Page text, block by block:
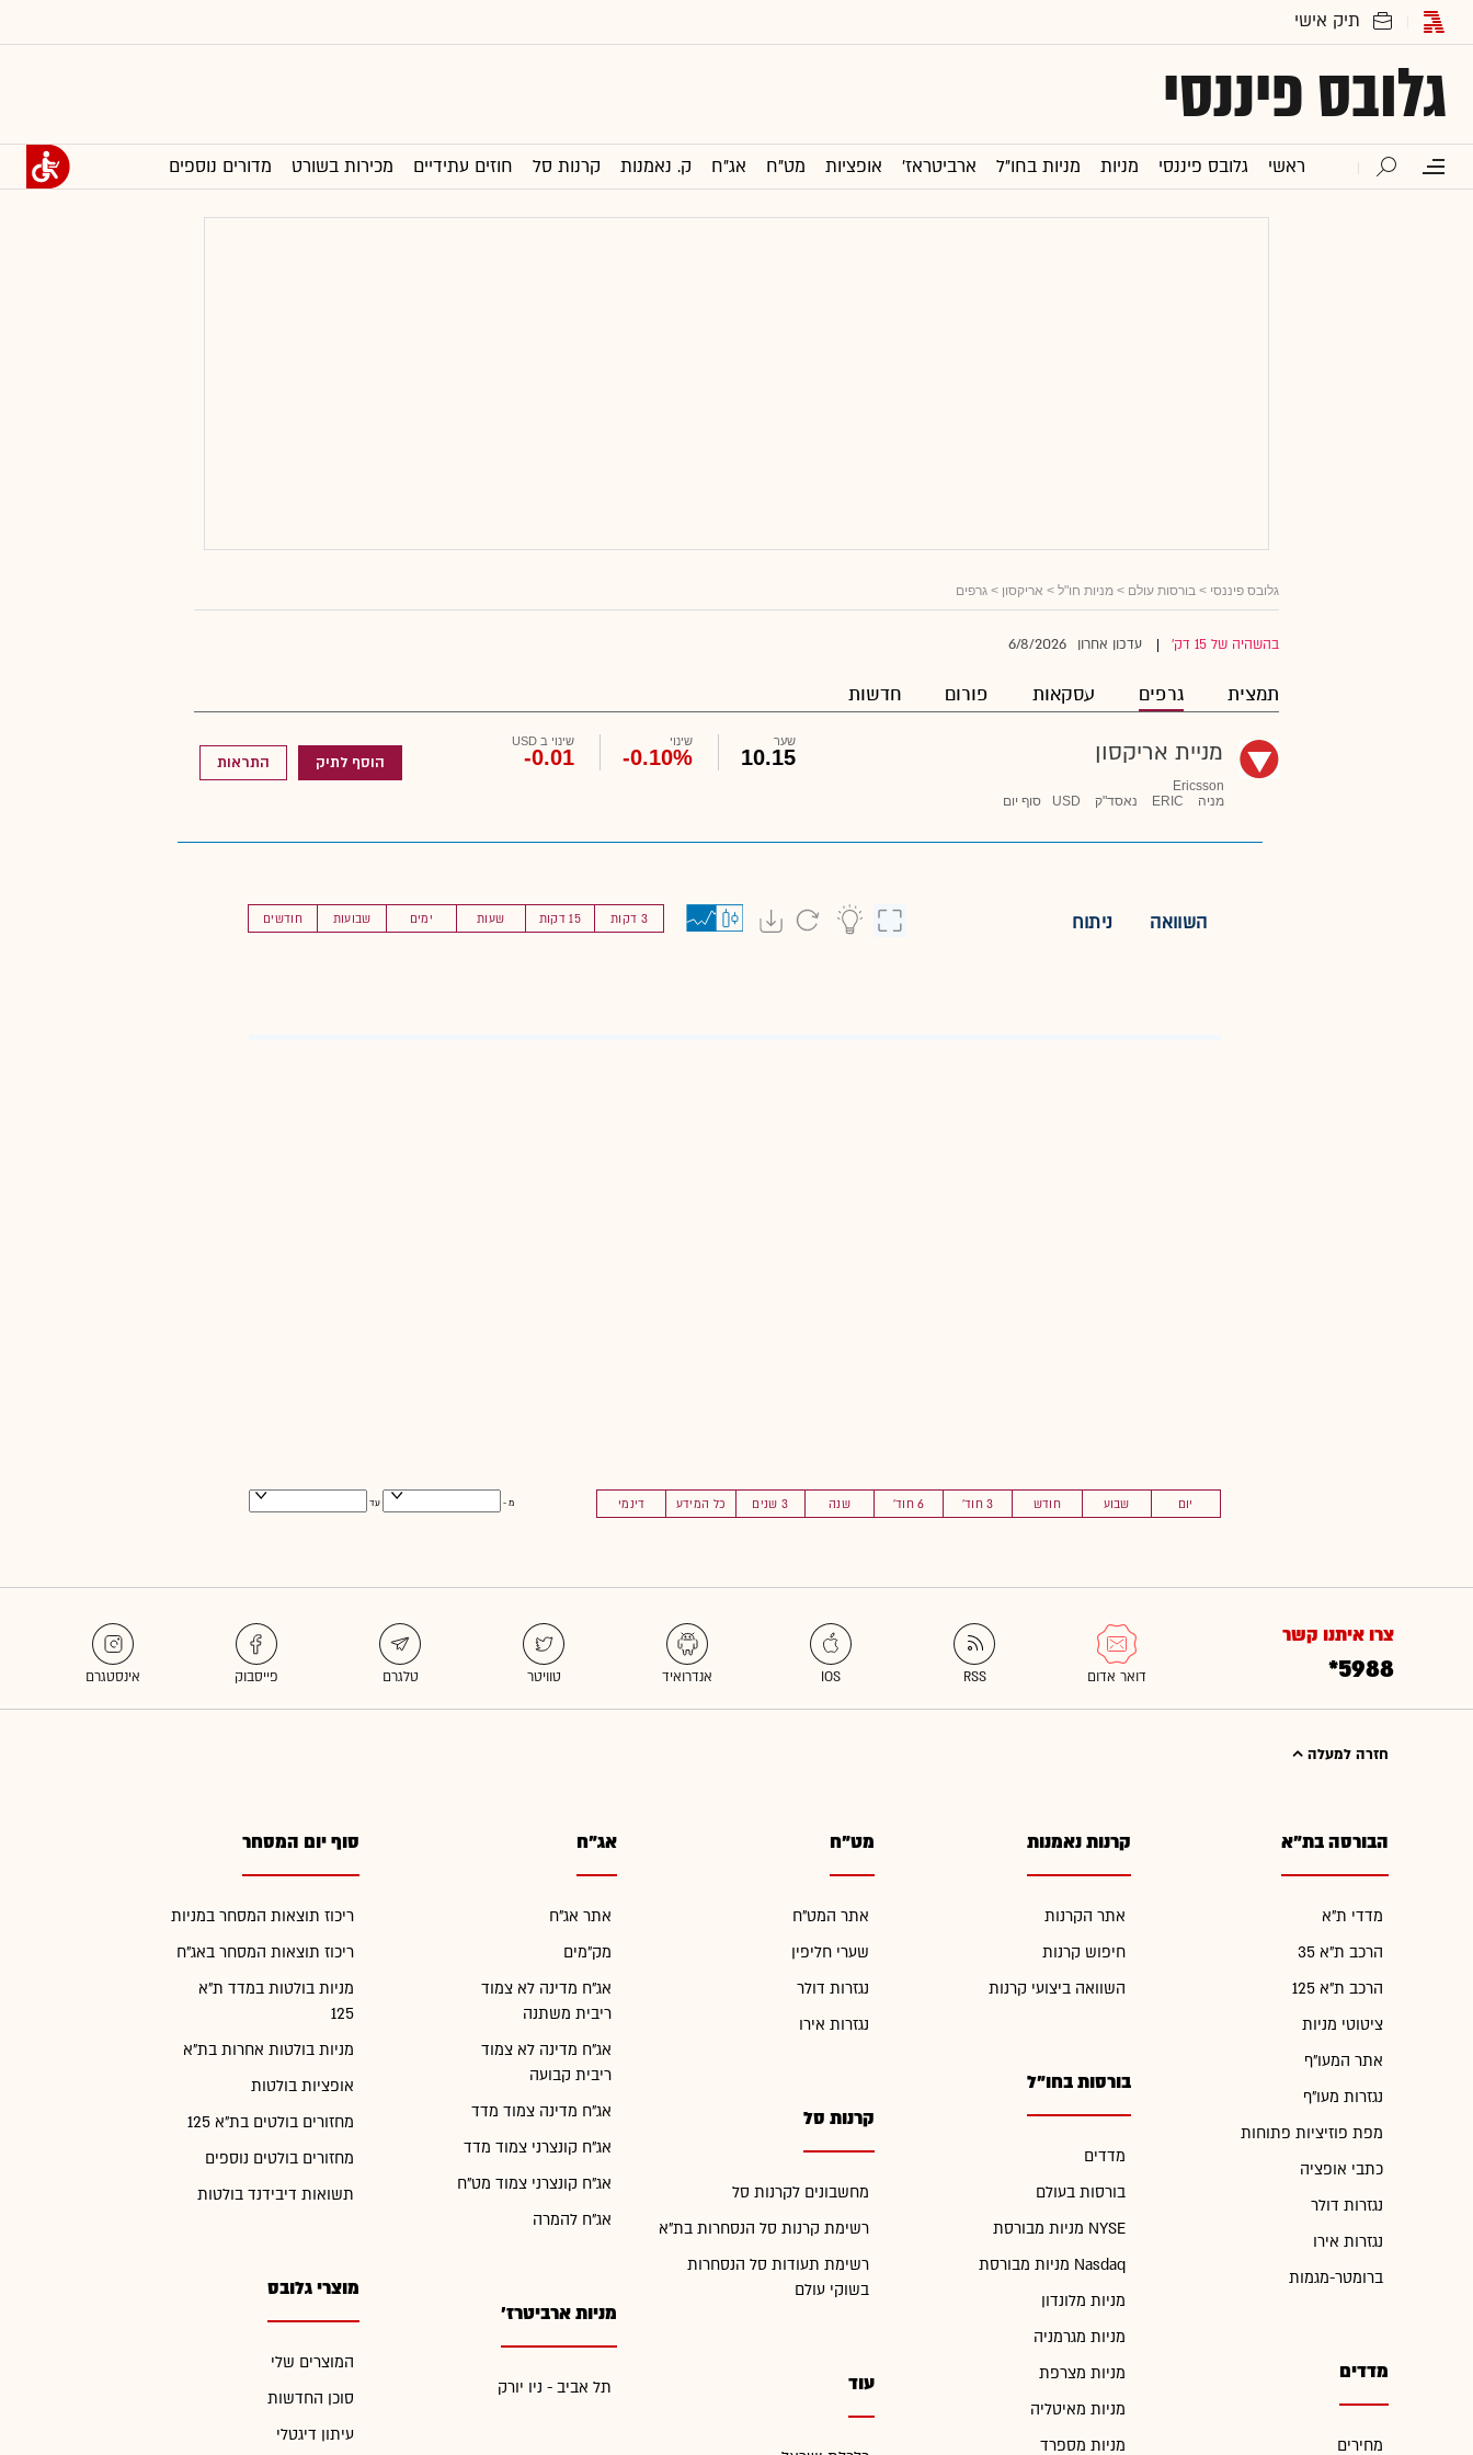
גלובס פיננסי
ראשי גלובס פיננסי מניות מניות בחו"ל ארביטראז' אופציות מט"ח אג"ח ק. נאמנות קרנות סל חוזים עתידיים מכירות בשורט מדורים נוספים
גלובס פיננסי > בורסות עולם > מניות חו"ל > אריקסון > גרפים
בהשהיה של 15 דק' עדכון אחרון 6/8/2026
תמצית גרפים עסקאות פורום חדשות
מניית אריקסון
Ericsson
מניה
ERIC נאסד"ק USD סוף יום
שער
10.15
שינוי
-0.10%
שינוי ב USD
-0.01 הוסף לתיק התראות
חודשים שבועות ימים שעות 15 דקות 3 דקות השוואה ניתוח
יום שבוע חודש 3 חוד' 6 חוד' שנה 3 שנים כל המידע דינמי מ - עד
צרו איתנו קשר
*5988
חזרה למעלה
הבורסה בת"א
מדדי ת"א
הרכב ת"א 35
הרכב ת"א 125
ציטוטי מניות
אתר המעו"ף
נגזרות מעו"ף
מפת פוזיציות פתוחות
כתבי אופציה
נגזרות דולר
נגזרות אירו
ברומטר-מגמות
מדדים
מחירים
קרנות נאמנות
אתר הקרנות
חיפוש קרנות
השוואה ביצועי קרנות
בורסות בחו"ל
מדדים
בורסות בעולם
מניות מבורסת NYSE
מניות מבורסת Nasdaq
מניות מלונדון
מניות מגרמניה
מניות מצרפת
מניות מאיטליה
מניות מספרד
מט"ח
אתר המט"ח
שערי חליפין
נגזרות דולר
נגזרות אירו
קרנות סל
מחשבונים לקרנות סל
רשימת קרנות סל הנסחרות בת"א
רשימת תעודות סל הנסחרות
בשוקי עולם
עוד
אג"ח
אתר אג"ח
מק"מים
אג"ח מדינה לא צמוד
ריבית משתנה
אג"ח מדינה לא צמוד
ריבית קבועה
אג"ח מדינה צמוד מדד
אג"ח קונצרני צמוד מדד
אג"ח קונצרני צמוד מט"ח
אג"ח להמרה
מניות ארביטרז'
תל אביב - ניו יורק
סוף יום המסחר
ריכוז תוצאות המסחר במניות
ריכוז תוצאות המסחר באג"ח
מניות בולטות במדד ת"א
125
מניות בולטות אחרות בת"א
אופציות בולטות
מחזורים בולטים בת"א 125
מחזורים בולטים נוספים
תשואות דיבידנד בולטות
מוצרי גלובס
המוצרים שלי
סוכן החדשות
עיתון דיגטלי